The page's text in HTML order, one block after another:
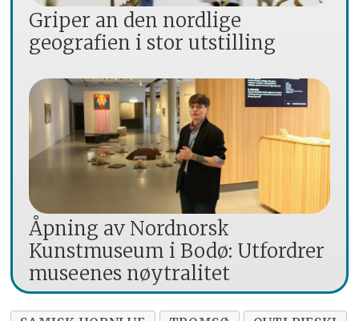
Griper an den nordlige
geografien i stor utstilling
Åpning av Nordnorsk
Kunstmuseum i Bodø: Utfordrer
museenes nøytralitet